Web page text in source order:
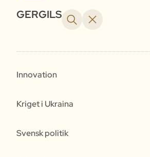
GERGILS
Innovation
Kriget i Ukraina
Svensk politik